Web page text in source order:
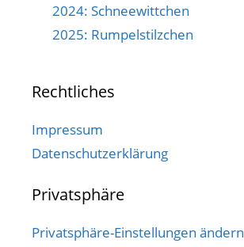
2024: Schneewittchen
2025: Rumpelstilzchen
Rechtliches
Impressum
Datenschutzerklärung
Privatsphäre
Privatsphäre-Einstellungen ändern